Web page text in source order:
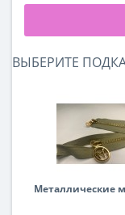
ВЫБЕРИТЕ
Металлические